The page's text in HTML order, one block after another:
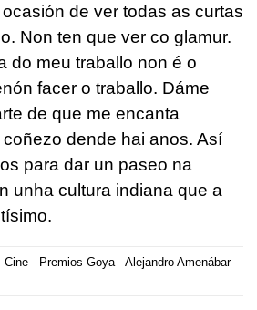
de ver todas as curtas
Non ten que ver co glamur.
do meu traballo non é o
facer o traballo. Dáme
de que me encanta
dende hai anos. Así
para dar un paseo na
unha cultura indiana que a
Cine Premios Goya
Alejandro Amenábar